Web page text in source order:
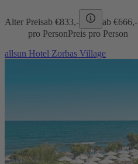
Alter Preisab €833,- ab €666,-
pro PersonPreis pro Person
allsun Hotel Zorbas Village